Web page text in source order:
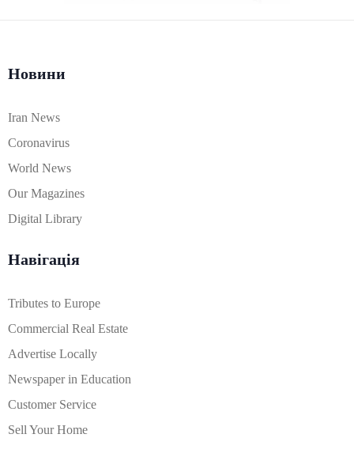
Новини
Iran News
Coronavirus
World News
Our Magazines
Digital Library
Навігація
Tributes to Europe
Commercial Real Estate
Advertise Locally
Newspaper in Education
Customer Service
Sell Your Home